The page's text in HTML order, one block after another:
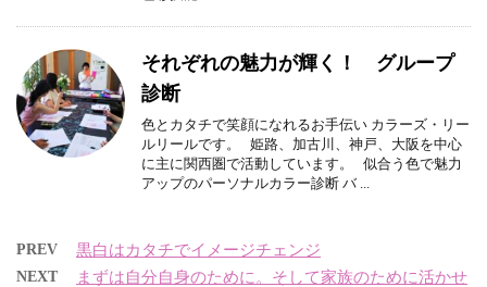
それぞれの魅力が輝く！ グループ
診断
色とカタチで笑顔になれるお手伝い カラーズ・リー
ルリールです。 姫路、加古川、神戸、大阪を中心
に主に関西圏で活動しています。 似合う色で魅力
アップのパーソナルカラー診断 バ ...
PREV 黒白はカタチでイメージチェンジ
NEXT
まずは自分自身のために。そして家族のために活かせ